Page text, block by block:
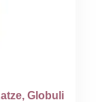
Globuli